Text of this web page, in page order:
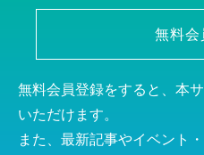
無料会
無料会員登録をすると、本
いただけます。
また、最新記事やイベント